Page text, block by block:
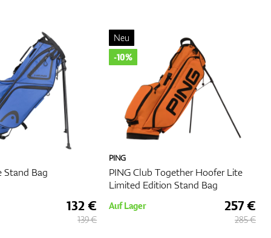
mit
Stand Bag
132 €
139 €
PING
PING Club Together Hoofer Lite
Limited Edition Stand Bag
Neu
-10%
Auf Lager 257 €
285 €